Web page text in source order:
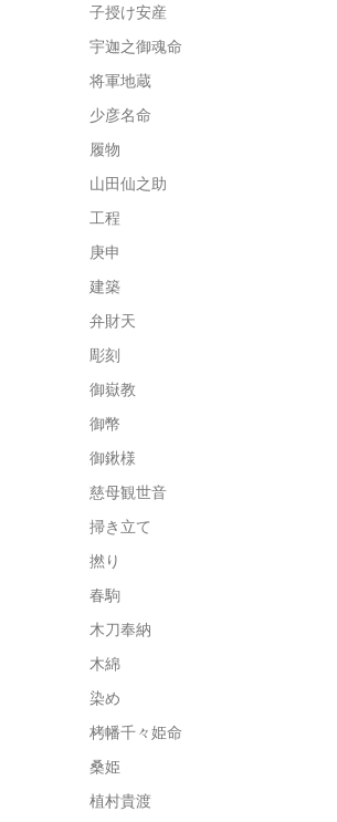
子授け安産
宇迦之御魂命
将軍地蔵
少彦名命
履物
山田仙之助
工程
庚申
建築
弁財天
彫刻
御嶽教
御幣
御鍬様
慈母観世音
掃き立て
撚り
春駒
木刀奉納
木綿
染め
栲幡千々姫命
桑姫
植村貴渡